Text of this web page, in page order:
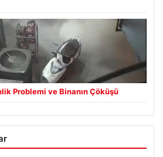
Problemi ve Binanın Çöküşü